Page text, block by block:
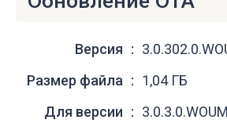
Версия
Размер файла
1,04 ГБ
Для версии